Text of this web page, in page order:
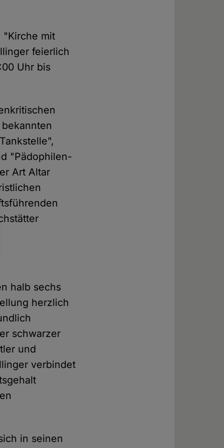
"Kirche mit
feierlich
Uhr bis
"Pädophilen-
Art Altar
halb sechs
herzlich
schwarzer
und
verbindet
in seinen